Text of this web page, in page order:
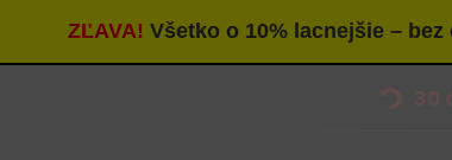
ZĽAVA! Všetko o 10% lacnejšie –
30